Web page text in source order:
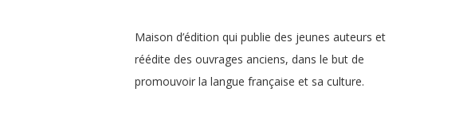
Maison d’édition qui publie des jeunes auteurs et
réédite des ouvrages anciens, dans le but de
promouvoir la langue française et sa culture.